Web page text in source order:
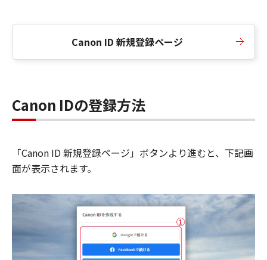
Canon ID 新規登録ページ
Canon IDの登録方法
「Canon ID 新規登録ページ」ボタンより進むと、下記画
面が表示されます。